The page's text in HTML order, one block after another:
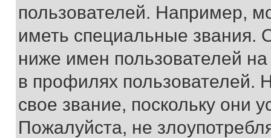
пользователей. Например,
иметь специальные звания.
ниже имен пользователей
в профилях
свое звание, поскольку они
Пожалуйста, не